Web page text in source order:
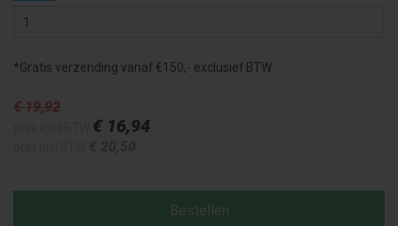
*Gratis verzending vanaf €150,- exclusief BTW
€ 19,92
€ 16,94
Bestellen